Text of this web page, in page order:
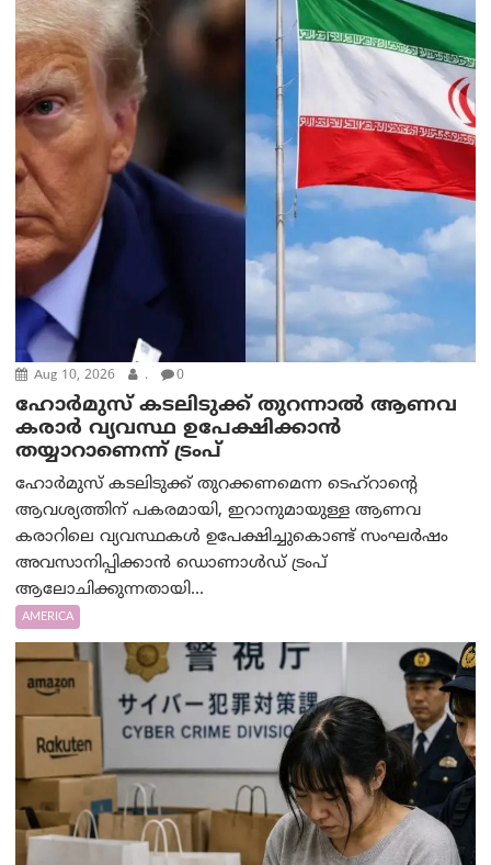
Aug 10, 2026 . 0
ഹോർമുസ് കടലിടുക്ക് തുറന്നാൽ ആണവ
കരാർ വ്യവസ്ഥ ഉപേക്ഷിക്കാൻ
തയ്യാറാണെന്ന് ട്രം‌പ്
ഹോർമുസ് കടലിടുക്ക് തുറക്കണമെന്ന ടെഹ്‌റാന്റെ
ആവശ്യത്തിന് പകരമായി, ഇറാനുമായുള്ള ആണവ
കരാറിലെ വ്യവസ്ഥകൾ ഉപേക്ഷിച്ചുകൊണ്ട് സംഘർഷം
അവസാനിപ്പിക്കാൻ ഡൊണാൾഡ് ട്രംപ്
ആലോചിക്കുന്നതായി...
AMERICA